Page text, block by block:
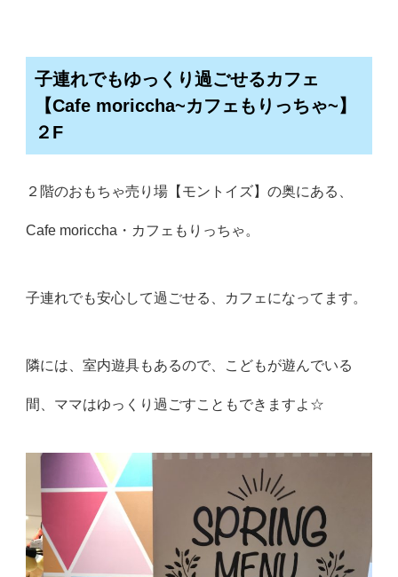
子連れでもゆっくり過ごせるカフェ
【Cafe moriccha~カフェもりっちゃ~】
２F
２階のおもちゃ売り場【モントイズ】の奥にある、
Cafe moriccha・カフェもりっちゃ。
子連れでも安心して過ごせる、カフェになってます。
隣には、室内遊具もあるので、こどもが遊んでいる
間、ママはゆっくり過ごすこともできますよ☆